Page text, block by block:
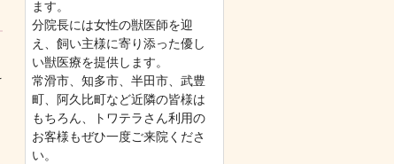
ます。
分院長には女性の獣医師を迎
え、飼い主様に寄り添った優し
い獣医療を提供します。
常滑市、知多市、半田市、武豊
町、阿久比町など近隣の皆様は
もちろん、トワテラさん利用の
お客様もぜひ一度ご来院くださ
い。